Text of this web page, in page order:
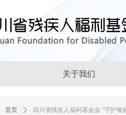
关于我们
首页 ꄲ 四川省残疾人福利基金会 “守护银